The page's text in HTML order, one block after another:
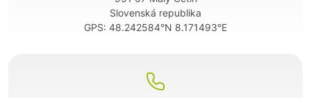
Slovenská republika
GPS: 48.242584°N 8.171493°E